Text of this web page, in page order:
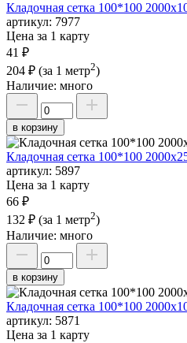
Кладочная сетка 100*100
артикул: 7977
Цена за 1 карту
41 ₽
204 ₽ (за 1 метр2)
Наличие: много
в корзину
Кладочная сетка 100*100
артикул: 5897
Цена за 1 карту
66 ₽
132 ₽ (за 1 метр2)
Наличие: много
в корзину
Кладочная сетка 100*100
артикул: 5871
Цена за 1 карту